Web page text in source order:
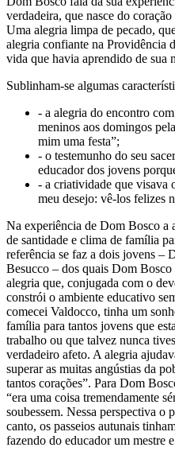
verdadeira, que nasce do
Uma alegria limpa de pecado,
alegria confiante na Providência
vida que havia aprendido de sua
Sublinham-se algumas
- a alegria do encontro
meninos aos domingos
mim uma festa”;
- o testemunho do seu
educador dos jovens
- a criatividade que visava
meu desejo: vê-los felizes
Na experiência de Dom Bosco a
de santidade e clima de família
referência se faz a dois jovens –
Besucco – dos quais Dom
alegria que, conjugada com o
constrói o ambiente educativo
comecei Valdocco, tinha um
família para tantos jovens que
trabalho ou que talvez nunca
verdadeiro afeto. A alegria
superar as muitas angústias da
tantos corações”. Para Dom
“era uma coisa tremendamente
soubessem. Nessa perspectiva o
canto, os passeios autunais
fazendo do educador um mestre